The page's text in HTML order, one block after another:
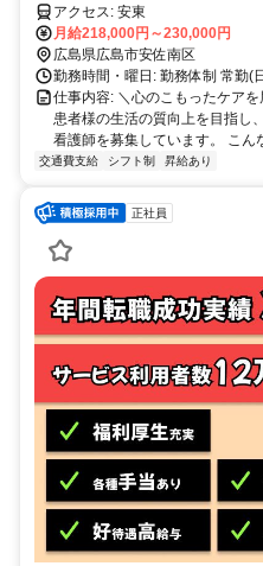
アクセス: 安東
月給218,000円～230,000円
広島県広島市安佐南区
勤務時間・曜日: 勤務体制 常勤(
仕事内容: ＼心のこもったケアを
患者様の生活の質向上を目指し
看護師を募集しています。 こん
交通費支給 シフト制 昇給あり
正社員